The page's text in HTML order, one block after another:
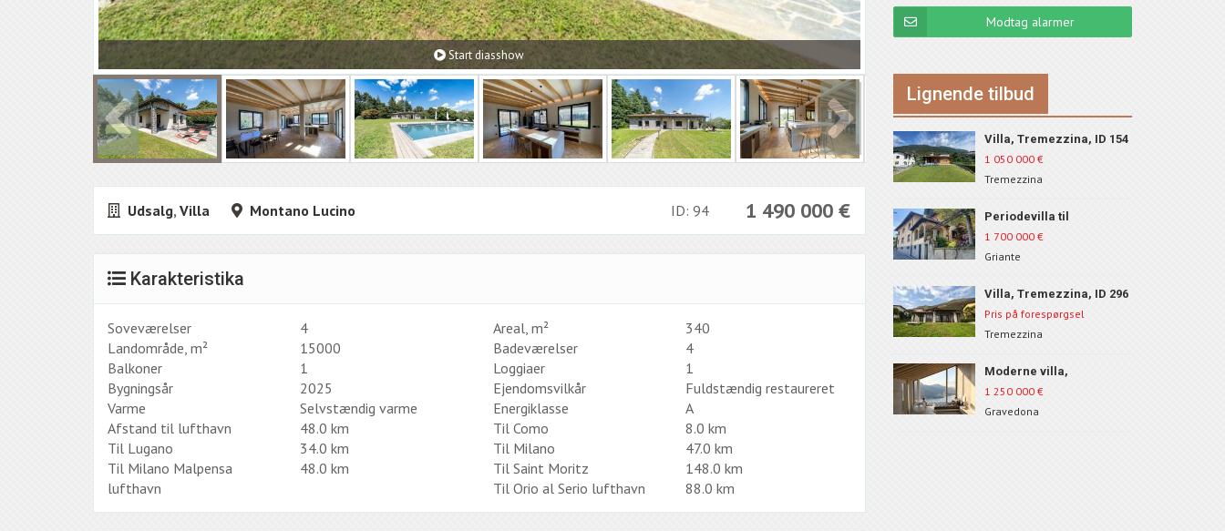
Start diasshow
Udsalg, Villa Montano Lucino 1 490 000€
ID: 94
Karakteristika
Soveværelser 4 Areal, m²
340
Landområde, m²
15000 Badeværelser
4
Balkoner
1 Loggiaer
1
Bygningsår
2025 Ejendomsvilkår
Fuldstændig restaureret
Varme
Selvstændig varme Energiklasse
A
Afstand til lufthavn
48.0 km Til Como
8.0 km
Til Lugano
34.0 km Til Milano
47.0 km
Til Milano Malpensa
lufthavn
48.0 km Til Saint Moritz
148.0 km
Til Orio al Serio lufthavn
88.0 km
Modtag alarmer
Lignende tilbud
Villa, Tremezzina, ID 154
1 050 000 €
Tremezzina
Periodevilla til
renovering, Griante, ID
1 700 000 €
Griante
Villa, Tremezzina, ID 296
Pris på forespørgsel
Tremezzina
Moderne villa,
Gravedona, ID 1671
1 250 000 €
Gravedona